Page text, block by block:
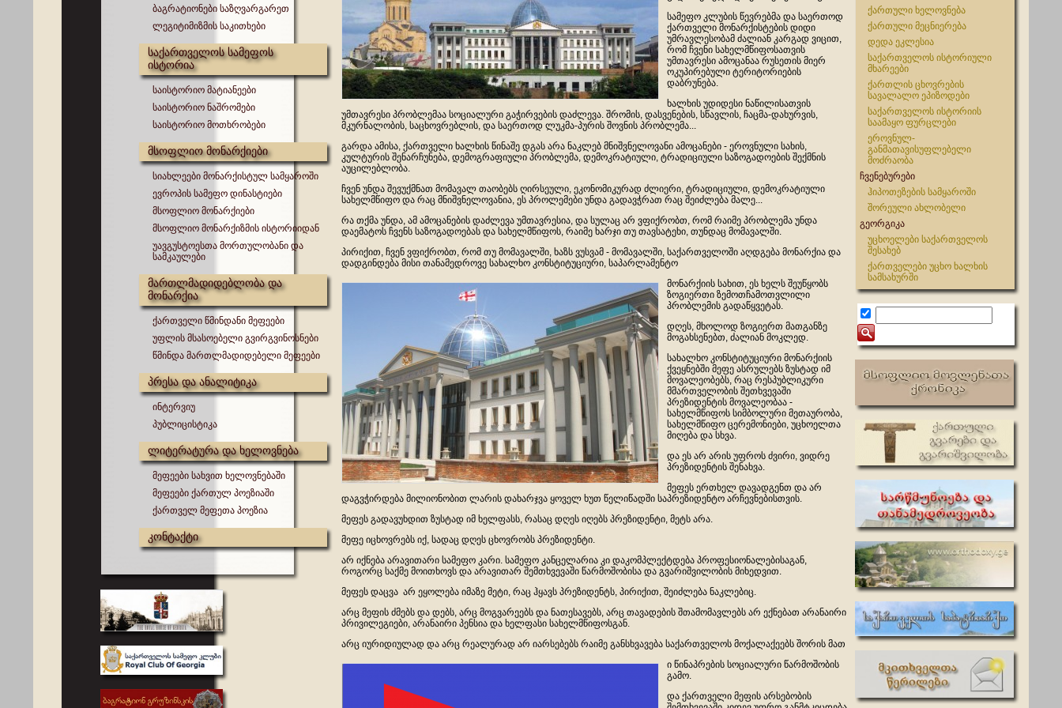
ბაგრატიონები საზღვარგარეთ
ლეგიტიმიზმის საკითხები
საქართველოს სამეფოს
ისტორია
საისტორიო მატიანეები
საისტორიო ნაშრომები
საისტორიო მოთხრობები
მსოფლიო მონარქიები
სიახლეები მონარქისტულ სამყაროში
ევროპის სამეფო დინასტიები
მსოფლიო მონარქიები
მსოფლიო მონარქიზმის ისტორიიდან
უავგუსტოესთა მორთულობანი და
სამკაულები
მართლმადიდებლობა და
მონარქია
ქართველი წმინდანი მეფეები
უფლის მსასოებელი გვირგვინოსნები
წმინდა მართლმადიდებელი მეფეები
პრესა და ანალიტიკა
ინტერვიუ
პუბლიცისტიკა
ლიტერატურა და ხელოვნება
მეფეები სახვით ხელოვნებაში
მეფეები ქართულ პოეზიაში
ქართველ მეფეთა პოეზია
კონტაქტი
სამეფო კლუბის წევრებმა და საერთოდ
ქართველი მონარქისტების დიდი
უმრავლესობამ ძალიან კარგად ვიცით,
რომ ჩვენი სახელმწიფოსათვის
უმთავრესი ამოცანაა რუსეთის მიერ
ოკუპირებული ტერიტორიების
დაბრუნება.
ხალხის უდიდესი ნაწილისათვის
უმთავრესი პრობლემაა სოციალური გაჭირვების დაძლევა. შრომის, დასვენების, სწავლის, ჩაცმა-დახურვის,
მკურნალობის, საცხოვრებლის, და საერთოდ ლუკმა-პურის შოვნის პრობლემა...
გარდა ამისა, ქართველი ხალხის წინაშე დგას არა ნაკლებ მნიშვნელოვანი ამოცანები - ეროვნული სახის,
კულტურის შენარჩუნება, დემოგრაფიული პრობლემა, დემოკრატიული, ტრადიციული საზოგადოების შექმნის
აუცილებლობა.
ჩვენ უნდა შევუქმნათ მომავალ თაობებს ღირსეული, ეკონომიკურად ძლიერი, ტრადიციული, დემოკრატიული
სახელმწიფო და რაც მნიშვნელოვანია, ეს პროლემები უნდა გადავჭრათ რაც შეიძლება მალე...
რა თქმა უნდა, ამ ამოცანების დაძლევა უმთავრესია, და სულაც არ ვფიქრობთ, რომ რაიმე პრობლემა უნდა
დაემატოს ჩვენს საზოგადოებას და სახელმწიფოს, რაიმე ხარჯი თუ თავსატეხი, თუნდაც მომავალში.
პირიქით, ჩვენ ვფიქრობთ, რომ თუ მომავალში, ხაზს ვუსვამ - მომავალში, საქართველოში აღდგება მონარქია და
დადგინდება მისი თანამედროვე სახალხო კონსტიტუციური, საპარლამენტო
მონარქიის სახით, ეს ხელს შეუწყობს
ზოგიერთი ზემოთჩამოთვლილი
პრობლემის გადაწყვეტას.
დღეს, მხოლოდ ზოგიერთ მათგანზე
მოგახსენებთ, ძალიან მოკლედ.
სახალხო კონსტიტუციური მონარქიის
ქვეყნებში მეფე ასრულებს ზუსტად იმ
მოვალეობებს, რაც რესპუბლიკური
მმართველობის შეთხვევაში
პრეზიდენტის მოვალეობაა -
სახელმწიფოს სიმბოლური მეთაურობა,
სახელმწიფო ცერემონიები, უცხოელთა
მიღება და სხვა.
და ეს არ არის უფროს ძვირი, ვიდრე
პრეზიდენტის შენახვა.
მეფეს ერთხელ დავადგენთ და არ
დაგვჭირდება მილიონობით ლარის დახარჯვა ყოველ ხუთ წელიწადში საპრეზიდენტო არჩევნებისთვის.
მეფეს გადავუხდით ზუსტად იმ ხელფასს, რასაც დღეს იღებს პრეზიდენტი, მეტს არა.
მეფე იცხოვრებს იქ, სადაც დღეს ცხოვრობს პრეზიდენტი.
არ იქნება არავითარი სამეფო კარი. სამეფო კანცელარია კი დაკომპლექტდება პროფესიონალებისაგან,
როგორც საქმე მოითხოვს და არავითარ შემთხვევაში წარმოშობისა და გვარიშვილობის მიხედვით.
მეფეს დაცვა არ ეყოლება იმაზე მეტი, რაც ჰყავს პრეზიდენტს, პირიქით, შეიძლება ნაკლებიც.
არც მეფის ძმებს და დებს, არც მოგვარეებს და ნათესავებს, არც თავადების შთამომავლებს არ ექნებათ არანაირი
პრივილეგიები, არანაირი პენსია და ხელფასი სახელმწიფოსგან.
არც იურიდიულად და არც რეალურად არ იარსებებს რაიმე განსხვავება საქართველოს მოქალაქეებს შორის მათ
ი წინაპრების სოციალური წარმოშობის
გამო.
და ქართველი მეფის არსებობის
ქართული ხელოვნება
ქართული მეცნიერება
დედა ეკლესია
საქართველოს ისტორიული
მხარეები
ქართლის ცხოვრების
სავალალო ეპიზოდები
საქართველოს ისტორიის
საამაყო ფურცლები
ეროვნულ-
განმათავისუფლებელი
მოძრაობა
ჩვენებურები
ჰიპოთეზების სამყაროში
შორეული ახლობელი
გეორგიკა
უცხოელები საქართველოს
შესახებ
ქართველები უცხო ხალხის
სამსახურში